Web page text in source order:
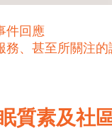
件回應
、甚至所關注的
質素及社